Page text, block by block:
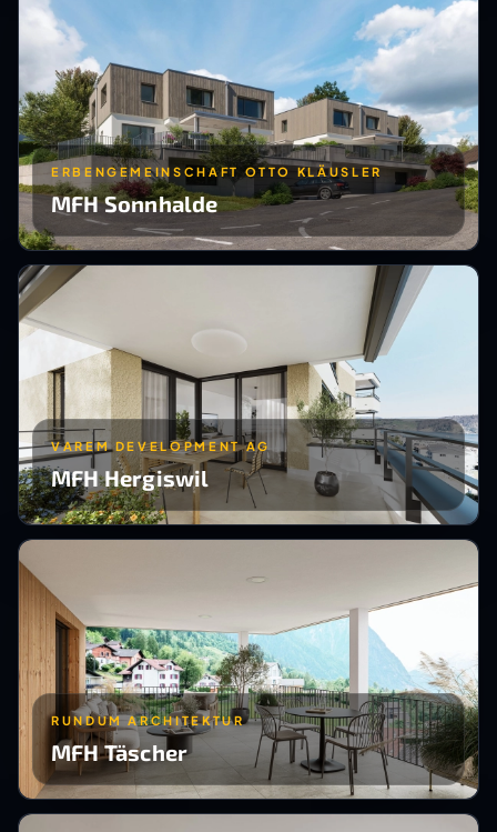
ERBENGEMEINSCHAFT OTTO KLÄUSLER
MFH Sonnhalde
VAREM DEVELOPMENT AG
MFH Hergiswil
RUNDUM ARCHITEKTUR
MFH Täscher